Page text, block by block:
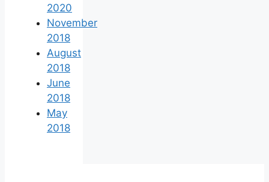
2020
November
2018
August
2018
June
2018
May
2018